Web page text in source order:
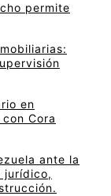
permite
en
Cora
ante la
jurídico,